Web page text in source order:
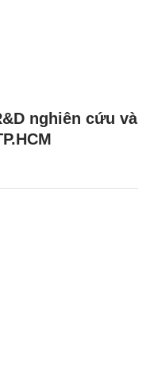
nghiên cứu và